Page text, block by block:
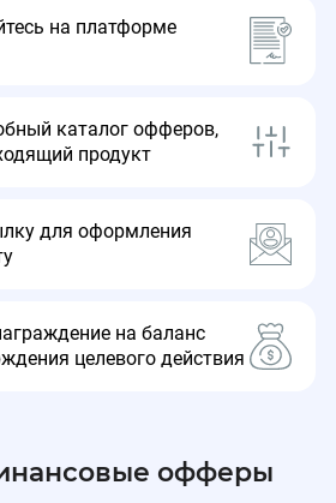
на платформе
каталог офферов,
продукт
для оформления
на баланс
целевого действия
офферы